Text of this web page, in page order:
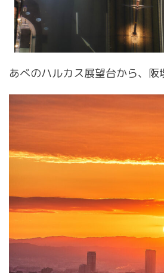
あべのハルカス展望台から、阪